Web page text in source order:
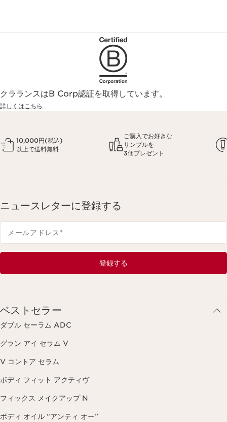
クラランスはB Corp認証を取得しています。
詳しくはこちら
10,000円(税込)
以上で送料無料
ご購入でお好きな
サンプルを
3個プレゼント
ニュースレターに登録する
メールアドレス *
登録する
ベストセラー
ダブル セーラム ADC
グラン アイ セラム V
V コントア セラム
ボディ フィット アクティヴ
フィックス メイクアップ N
ボディ オイル “アンティ オー”